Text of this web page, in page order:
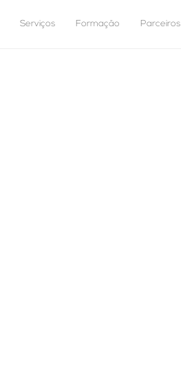
Serviços Formação Parceiros